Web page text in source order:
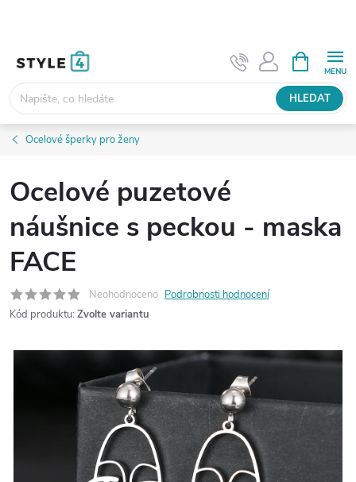
HLEDAT
NÁKUPNÍ
KOŠÍK
Ocelové šperky pro ženy
Ocelové puzetové
náušnice s peckou - maska
FACE
Neohodnoceno Podrobnosti hodnocení
Kód produktu: Zvolte variantu